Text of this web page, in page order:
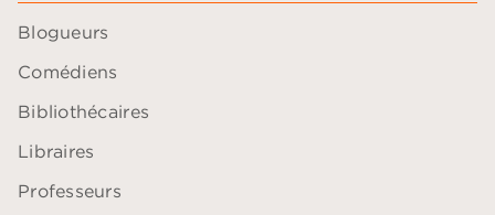
Blogueurs
Comédiens
Bibliothécaires
Libraires
Professeurs